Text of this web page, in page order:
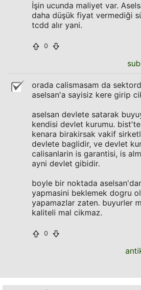
İşin ucunda maliyet var.
daha düşük fiyat vermediği
tcdd alır yani.
0
orada calismasam da
aselsan'a sayisiz kere girip
aselsan devlete satarak
kendisi devlet kurumu.
kenara birakirsak vakif
devlete baglidir, ve devlet
calisanlarin is garantisi, is
ayni devlet gibidir.
boyle bir noktada
yapmasini beklemek dogru
yapamazlar zaten. buyurler
kaliteli mal cikmaz.
0